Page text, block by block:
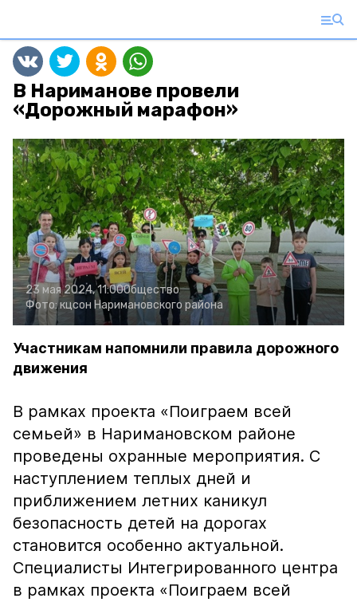
В Нариманове провели
«Дорожный марафон»
23 мая 2024, 11:00Общество
Фото:кцсон Наримановского района
Участникам напомнили правила дорожного
движения
В рамках проекта «Поиграем всей
семьей» в Наримановском районе
проведены охранные мероприятия. С
наступлением теплых дней и
приближением летних каникул
безопасность детей на дорогах
становится особенно актуальной.
Специалисты Интегрированного центра
в рамках проекта «Поиграем всей